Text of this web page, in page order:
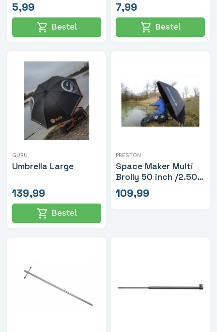
5,99
shopping_cart Bestel
7,99
shopping_cart Bestel
GURU
Umbrella Large
139,99
shopping_cart Bestel
PRESTON
Space Maker Multi
Brolly 50 inch /2.50
meter - Zwart
109,99